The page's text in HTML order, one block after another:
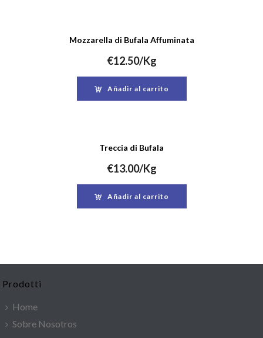
Mozzarella di Bufala Affuminata
€12.50/Kg
Añadir al carrito
Treccia di Bufala
€13.00/Kg
Añadir al carrito
Prodotti
Home
Sobre Nosotros